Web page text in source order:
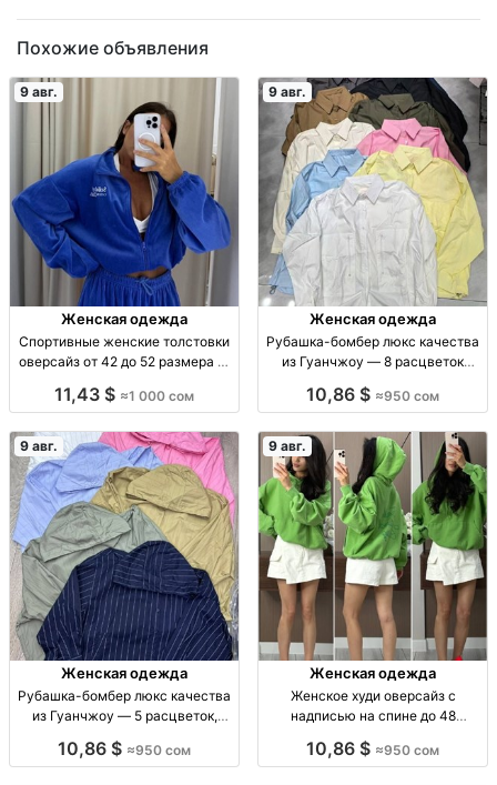
Похожие объявления
9 авг.
Женская одежда
Спортивные женские толстовки
оверсайз от 42 до 52 размера —
р-р 42–52, 7 цветов, отл. кач-во,
11,43 $ ≈1 000 сом
9 авг.
Женская одежда
Рубашка-бомбер люкс качества
из Гуанчжоу — 8 расцветок
Гуанчжоу, р-р стандарт, 8 расцв.
10,86 $ ≈950 сом
9 авг.
Женская одежда
Рубашка-бомбер люкс качества
из Гуанчжоу — 5 расцветок,
бомбер, люкс, Гуанчжоу, р-р
10,86 $ ≈950 сом
9 авг.
Женская одежда
Женское худи оверсайз с
надписью на спине до 48
надписью на спине, р-р стандарт
10,86 $ ≈950 сом